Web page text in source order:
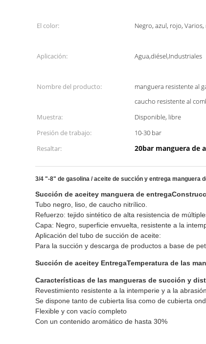
El color: Negro, azul, rojo,
Aplicación:
Agua,diésel,Industriales
Nombre del producto:
manguera resistente al
caucho resistente al
Muestra:
Disponible, libre
Presión de trabajo:
10-30 bar
Resaltar:
20bar manguera de
3/4 "-8" de gasolina / aceite de succión y entrega manguera
Succión de aceitey manguera de entrega
Tubo negro, liso, de caucho nitrílico.
Refuerzo: tejido sintético de alta resistencia de
Capa: Negro, superficie envuelta, resistente a la
Aplicación del tubo de succión de aceite:
Para la succión y descarga de productos a base de
Succión de aceitey EntregaTemperatura de las
Características de las mangueras de succión y
Revestimiento resistente a la intemperie y a la abrasión
Se dispone tanto de cubierta lisa como de cubierta
Flexible y con vacío completo
Con un contenido aromático de hasta 30%